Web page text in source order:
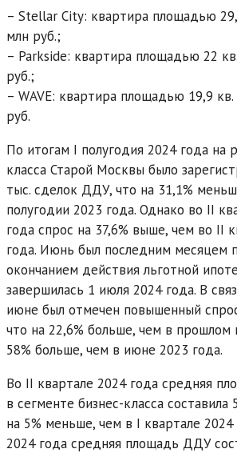
– Stellar City: квартира площадью
млн руб.;
– Parkside: квартира площадью 22
руб.;
– WAVE: квартира площадью 19,9
руб.
По итогам I полугодия 2024 года на
класса Старой Москвы было
тыс. сделок ДДУ, что на 31,1%
полугодии 2023 года. Однако во II
года спрос на 37,6% выше, чем во II
года. Июнь был последним месяцем
окончанием действия льготной
завершилась 1 июля 2024 года. В
июне был отмечен повышенный
что на 22,6% больше, чем в прошлом
58% больше, чем в июне 2023 года.
Во II квартале 2024 года средняя
в сегменте бизнес-класса составила
на 5% меньше, чем в I квартале
2024 года средняя площадь ДДУ